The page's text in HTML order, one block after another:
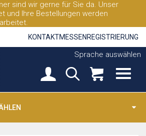
sind wir gerne für Sie da. Unser
und Ihre Bestellungen werden
KONTAKTMESSEN REGISTRIERUNG
Sprache auswählen